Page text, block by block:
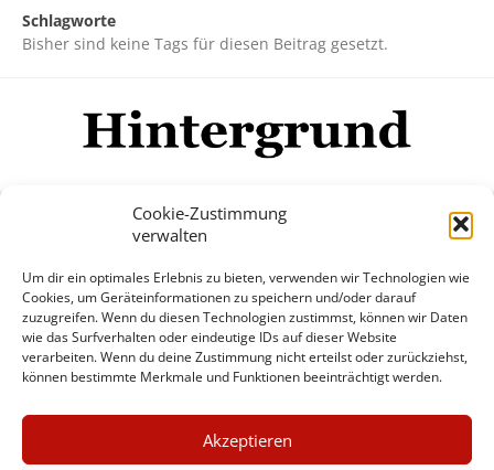
Cookie-Zustimmung
verwalten
Um dir ein optimales Erlebnis zu bieten, verwenden wir Technologien wie
Cookies, um Geräteinformationen zu speichern und/oder darauf
zuzugreifen. Wenn du diesen Technologien zustimmst, können wir Daten
wie das Surfverhalten oder eindeutige IDs auf dieser Website
verarbeiten. Wenn du deine Zustimmung nicht erteilst oder zurückziehst,
können bestimmte Merkmale und Funktionen beeinträchtigt werden.
Akzeptieren
Schlagworte
Bisher sind keine Tags für diesen Beitrag gesetzt.
Mehr
© Copyright Hintergrund.de, 2015 - 2026
Zum Newsletter jetzt kostenlos
anmelden
×